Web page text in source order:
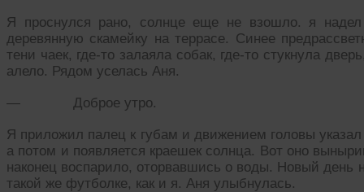
Я проснулся рано, солнце еще не взошло. я
деревянную скамейку на террасе. Синее
тени чаек, где-то залаяла собак, где-то стукнула
алело. Рядом уселась Аня.
— Доброе утро.
Я приложил палец к губам и движением головы
а потом и появляется краешек солнца. Вот оно
наконец воспарило, оторвавшись о воды. Новый
такой же футболке, как и я. Аня улыбнулась.